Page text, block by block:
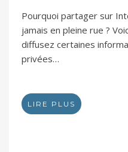
Pourquoi partager sur
jamais en pleine rue ?
diffusez certaines
privées…
LIRE PLUS